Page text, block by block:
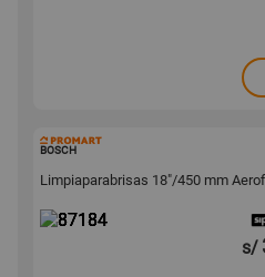
BOSCH
Limpiaparabrisas 18"/450 mm
s/